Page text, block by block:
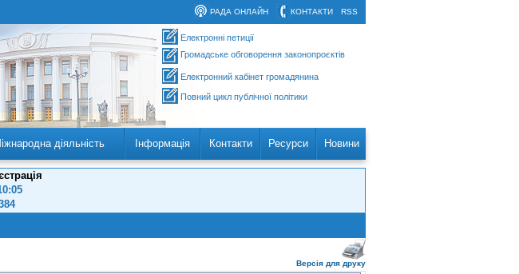
RSS
КОНТАКТИ
РАДА ОНЛАЙН
Електронні петиції
Громадське обговорення законопроєктів
Електронний кабінет громадянина
Повний цикл публічної політики
діяльність Інформація Контакти Ресурси Новини
Версія для друку